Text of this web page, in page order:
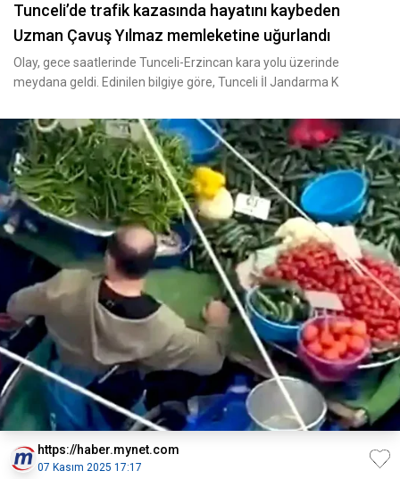
Tunceli’de trafik kazasında hayatını kaybeden
Uzman Çavuş Yılmaz memleketine uğurlandı
Olay, gece saatlerinde Tunceli-Erzincan kara yolu üzerinde
meydana geldi. Edinilen bilgiye göre, Tunceli İl Jandarma K
https://haber.mynet.com
07 Kasım 2025 17:17